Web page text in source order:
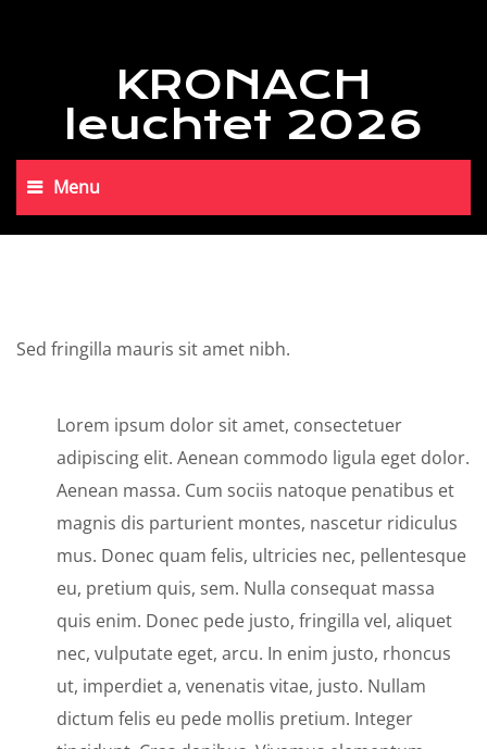
KRONACH
leuchtet 2026
Menu
Sed fringilla mauris sit amet nibh.
Lorem ipsum dolor sit amet, consectetuer
adipiscing elit. Aenean commodo ligula eget dolor.
Aenean massa. Cum sociis natoque penatibus et
magnis dis parturient montes, nascetur ridiculus
mus. Donec quam felis, ultricies nec, pellentesque
eu, pretium quis, sem. Nulla consequat massa
quis enim. Donec pede justo, fringilla vel, aliquet
nec, vulputate eget, arcu. In enim justo, rhoncus
ut, imperdiet a, venenatis vitae, justo. Nullam
dictum felis eu pede mollis pretium. Integer